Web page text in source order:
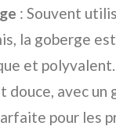
: Souvent
la goberge
et
douce, avec un
pour les